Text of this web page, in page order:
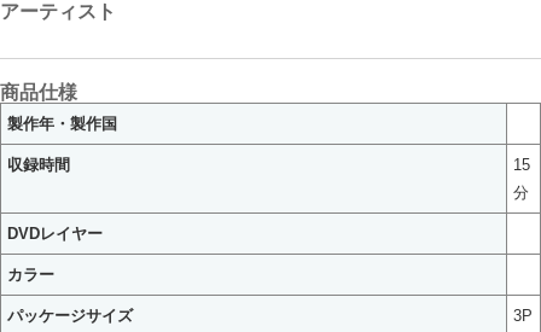
アーティスト
商品仕様
製作年・製作国
収録時間
15
分
DVDレイヤー
カラー
パッケージサイズ
3P